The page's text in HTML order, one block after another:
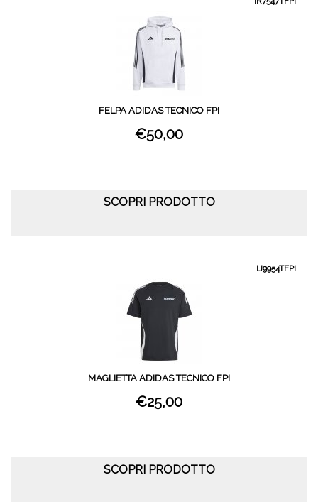
FELPA ADIDAS TECNICO FPI
€50,00
SCOPRI PRODOTTO
IJ9954TFPI
MAGLIETTA ADIDAS TECNICO FPI
€25,00
SCOPRI PRODOTTO